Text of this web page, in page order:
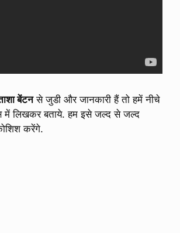
बेंटनसे जुडी और जानकारी हैं तो हमें नीचे
में लिखकर बताये. हम इसे जल्द से जल्द
करेंगे.